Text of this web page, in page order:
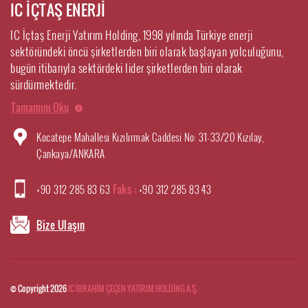
IC İÇTAŞ ENERJİ
IC İçtaş Enerji Yatırım Holding, 1998 yılında Türkiye enerji
sektöründeki öncü şirketlerden biri olarak başlayan yolculuğunu,
bugün itibarıyla sektördeki lider şirketlerden biri olarak
sürdürmektedir.
Tamamını Oku
Kocatepe Mahallesi Kızılırmak Caddesi No: 31-33/20 Kızılay,
Çankaya/ANKARA
+90 312 285 83 63 Faks :+90 312 285 83 43
Bize Ulaşın
© Copyright 2026IC İBRAHİM ÇEÇEN YATIRIM HOLDİNG A.Ş.